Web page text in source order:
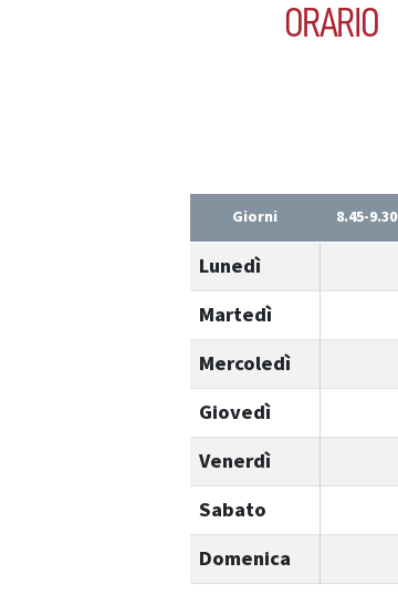
ORARIO
Giorni 8.45-9.30
Lunedì
Martedì
Mercoledì
Giovedì
Venerdì
Sabato
Domenica